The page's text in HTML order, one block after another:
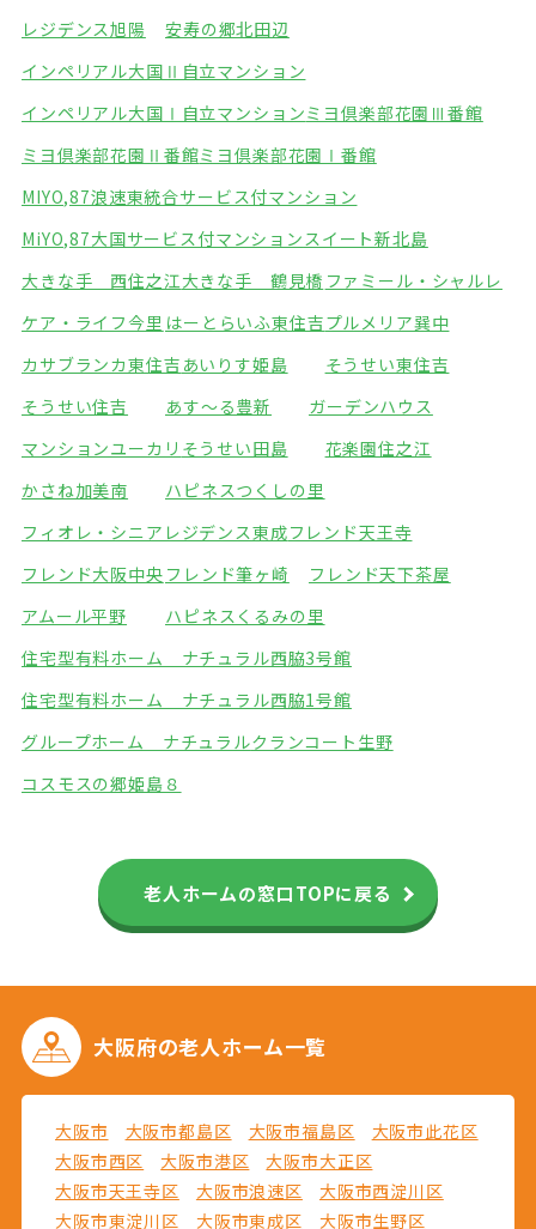
レジデンス旭陽
安寿の郷北田辺
インペリアル大国Ⅱ自立マンション
インペリアル大国Ⅰ自立マンションミヨ倶楽部花園Ⅲ番館
ミヨ倶楽部花園Ⅱ番館ミヨ倶楽部花園Ⅰ番館
MIYO,87浪速東統合サービス付マンション
MiYO,87大国サービス付マンションスイート新北島
大きな手 西住之江大きな手 鶴見橋 ファミール・シャルレ
ケア・ライフ今里 はーとらいふ東住吉プルメリア巽中
カサブランカ東住吉 あいりす姫島
そうせい東住吉
そうせい住吉
あす～る豊新
ガーデンハウス
マンションユーカリ そうせい田島
花楽園住之江
かさね加美南
ハピネスつくしの里
フィオレ・シニアレジデンス東成フレンド天王寺
フレンド大阪中央 フレンド筆ヶ崎
フレンド天下茶屋
アムール平野
ハピネスくるみの里
住宅型有料ホーム ナチュラル西脇3号館
住宅型有料ホーム ナチュラル西脇1号館
グループホーム ナチュラルクランコート生野
コスモスの郷姫島８
老人ホームの窓口TOPに戻る
大阪府の老人ホーム一覧
大阪市 大阪市都島区 大阪市福島区
大阪市此花区
大阪市西区
大阪市港区
大阪市大正区
大阪市天王寺区
大阪市浪速区
大阪市西淀川区
大阪市東淀川区
大阪市東成区
大阪市生野区